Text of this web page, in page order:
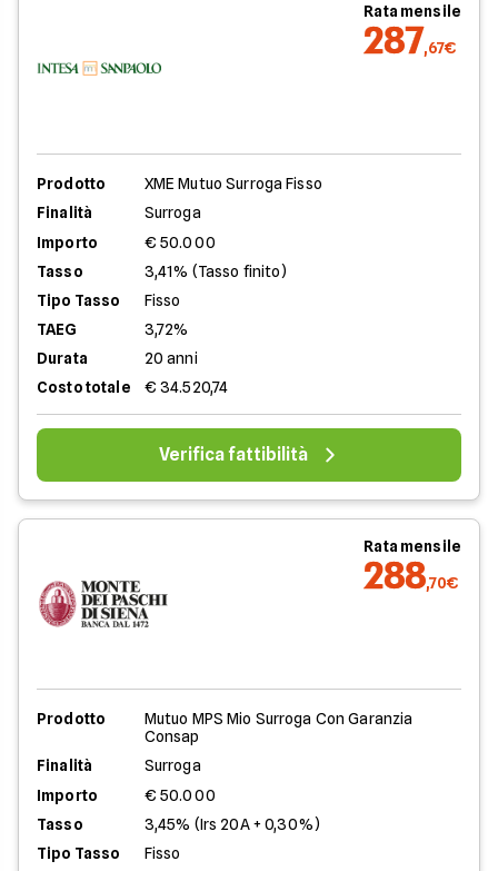
Rata mensile
287,67€
Prodotto
XME Mutuo Surroga Fisso
Finalità
Surroga
Importo
€ 50.000
Tasso
3,41% (Tasso finito)
Tipo Tasso
Fisso
TAEG
3,72%
Durata
20 anni
Costo totale
€ 34.520,74
Verifica fattibilità
Rata mensile
288,70€
Prodotto
Mutuo MPS Mio Surroga Con Garanzia
Consap
Finalità
Surroga
Importo
€ 50.000
Tasso
3,45% (Irs 20A + 0,30%)
Tipo Tasso
Fisso